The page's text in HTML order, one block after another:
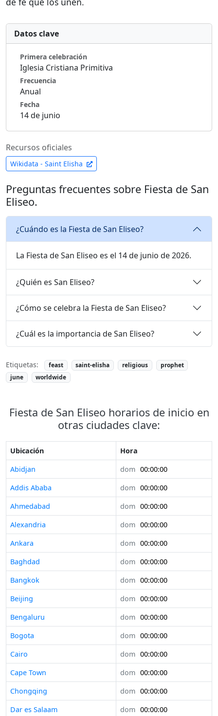
Datos clave
Primera celebración
Iglesia Cristiana Primitiva
Frecuencia
Anual
Fecha
14 de junio
Recursos oficiales
Wikidata - Saint Elisha
Preguntas frecuentes sobre Fiesta de San
Eliseo.
¿Cuándo es la Fiesta de San Eliseo?
La Fiesta de San Eliseo es el 14 de junio de 2026.
¿Quién es San Eliseo?
¿Cómo se celebra la Fiesta de San Eliseo?
¿Cuál es la importancia de San Eliseo?
Etiquetas: feast saint-elisha religious
prophet
june
worldwide
Fiesta de San Eliseo horarios de inicio en
otras ciudades clave:
Ubicación
Hora
Abidjan
dom 00:00:00
Addis Ababa
dom 00:00:00
Ahmedabad
dom 00:00:00
Alexandria
dom 00:00:00
Ankara
dom 00:00:00
Baghdad
dom 00:00:00
Bangkok
dom 00:00:00
Beijing
dom 00:00:00
Bengaluru
dom 00:00:00
Bogota
dom 00:00:00
Cairo
dom 00:00:00
Cape Town
dom 00:00:00
Chongqing
dom 00:00:00
Dar es Salaam
dom 00:00:00